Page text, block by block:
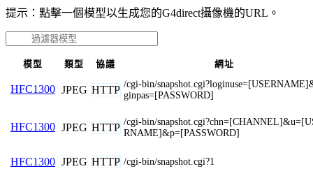
提示：點擊一個模型以生成您的G4direct攝像機的URL。
模型 類型 協議 網址
HFC1300 JPEG HTTP /cgi-bin/
ginpas=[PASSWORD]
HFC1300 JPEG HTTP /cgi-bin/
RNAME]&p=[PASSWORD]
HFC1300 JPEG HTTP /cgi-bin/snapshot.cgi?1